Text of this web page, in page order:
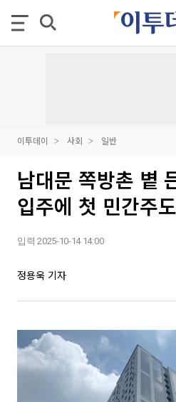
이투데이 사회 일반
남대문 쪽방촌 볕
입주에 첫 민간주
입력 2025-10-14 14:00
정용욱 기자